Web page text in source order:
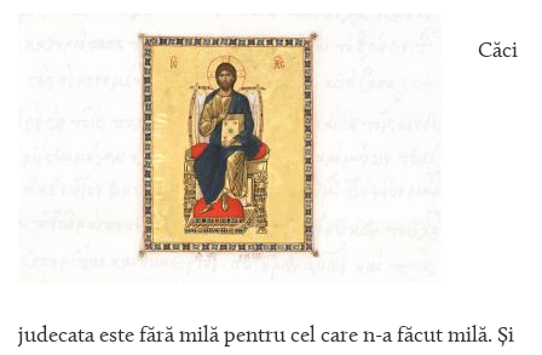
Căci
judecata este fără milă pentru cel care n-a făcut milă. Și